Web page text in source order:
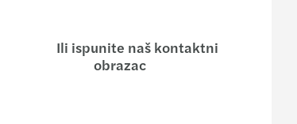
Ili ispunite naš kontaktni
obrazac